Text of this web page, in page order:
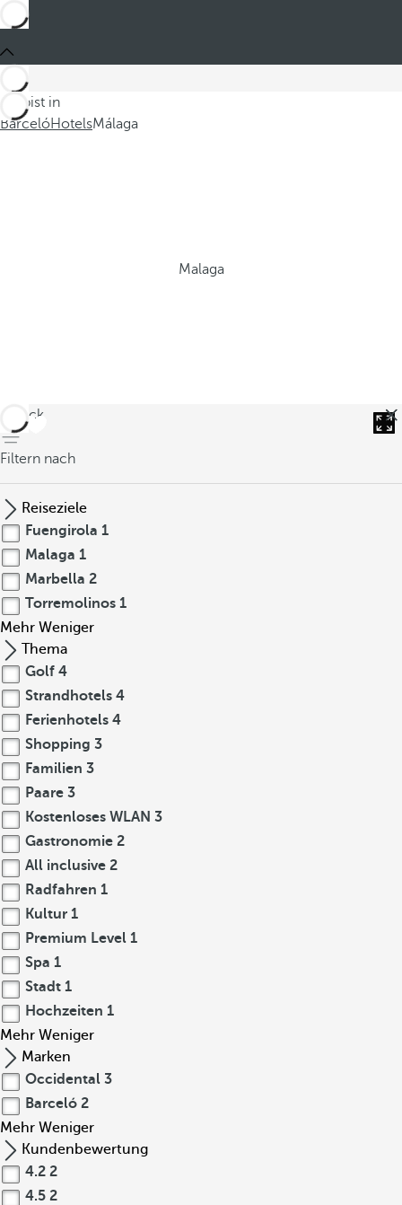
Du bist in
BarcelóHotelsMálaga
Malaga
zurück
Filtern nach
Reiseziele
Fuengirola 1
Malaga 1
Marbella 2
Torremolinos 1
Mehr Weniger
Thema
Golf 4
Strandhotels 4
Ferienhotels 4
Shopping 3
Familien 3
Paare 3
Kostenloses WLAN 3
Gastronomie 2
All inclusive 2
Radfahren 1
Kultur 1
Premium Level 1
Spa 1
Stadt 1
Hochzeiten 1
Mehr Weniger
Marken
Occidental 3
Barceló 2
Mehr Weniger
Kundenbewertung
4.2 2
4.5 2